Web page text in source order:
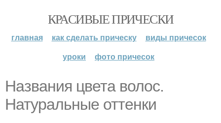
КРАСИВЫЕ ПРИЧЕСКИ
главная как сделать прическу
виды причесок
уроки
фото причесок
Названия цвета волос.
Натуральные оттенки